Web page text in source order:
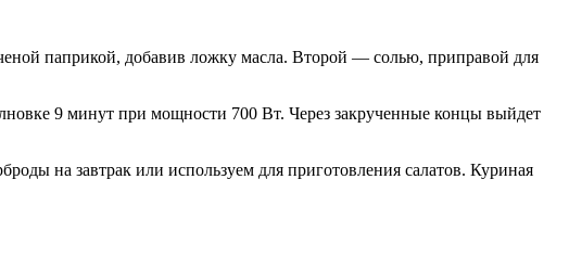
паприкой, добавив ложку масла. Второй — солью, приправой для
9 минут при мощности 700 Вт. Через закрученные концы выйдет
на завтрак или используем для приготовления салатов. Куриная